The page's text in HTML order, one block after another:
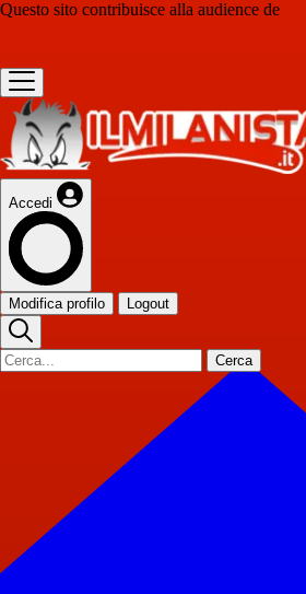
Questo sito contribuisce alla audience de
Accedi
Modifica profilo Logout
Cerca